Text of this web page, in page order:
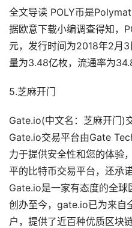
全文导读 POLY币是
据欧意下载小编调查得知，
元，发行时间为2018年2月
量为3.48亿枚，流通率为
5.芝麻开门
Gate.io(中文名：芝麻开门)
Gate.io交易平台由Gate
力于提供安全性和您的体验
平的比特币交易平台，还承
Gate.io是一家有态度的全球
创办至今，gate.io已为来自
户，提供了近百种优质区块